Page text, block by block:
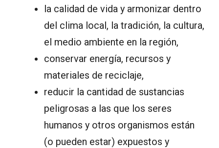
la calidad de vida y armonizar dentro
del clima local, la tradición, la cultura,
el medio ambiente en la región,
conservar energía, recursos y
materiales de reciclaje,
reducir la cantidad de sustancias
peligrosas a las que los seres
humanos y otros organismos están
(o pueden estar) expuestos y